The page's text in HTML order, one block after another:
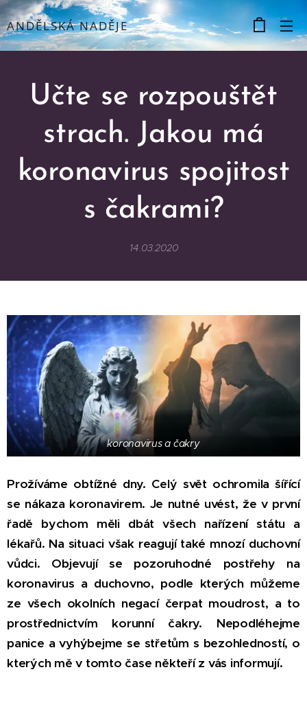
ANDĚLSKÁ NADĚJE
Učte se rozpouštět
strach. Jakou má
koronavirus spojitost
s čakrami?
14.03.2020
koronavirus a čakry
Prožíváme obtížné dny. Celý svět ochromila šířící
se nákaza koronavirem. Je nutné uvést, že v první
řadě bychom měli dbát všech nařízení státu a
lékařů. Na situaci však reagují také mnozí duchovní
vůdci. Objevují se pozoruhodné postřehy na
koronavirus a duchovno, podle kterých můžeme
ze všech okolních negací čerpat moudrost, a to
prostřednictvím korunní čakry. Nepodléhejme
panice a vyhýbejme se střetům s bezohledností, o
kterých mě v tomto čase někteří z vás informují.